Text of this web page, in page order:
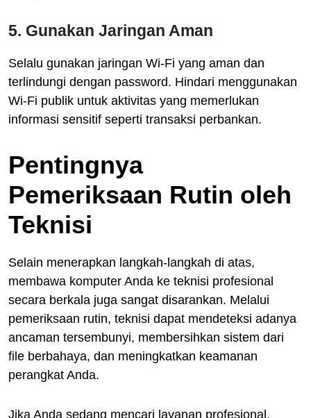
5. Gunakan Jaringan Aman
Selalu gunakan jaringan Wi-Fi yang aman dan
terlindungi dengan password. Hindari menggunakan
Wi-Fi publik untuk aktivitas yang memerlukan
informasi sensitif seperti transaksi perbankan.
Pentingnya
Pemeriksaan Rutin oleh
Teknisi
Selain menerapkan langkah-langkah di atas,
membawa komputer Anda ke teknisi profesional
secara berkala juga sangat disarankan. Melalui
pemeriksaan rutin, teknisi dapat mendeteksi adanya
ancaman tersembunyi, membersihkan sistem dari
file berbahaya, dan meningkatkan keamanan
perangkat Anda.
Jika Anda sedang mencari layanan profesional,